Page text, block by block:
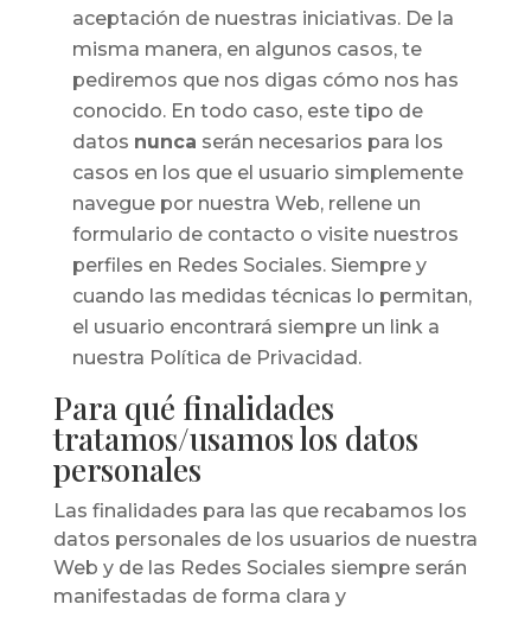
aceptación de nuestras iniciativas. De la
misma manera, en algunos casos, te
pediremos que nos digas cómo nos has
conocido. En todo caso, este tipo de
datos nunca serán necesarios para los
casos en los que el usuario simplemente
navegue por nuestra Web, rellene un
formulario de contacto o visite nuestros
perfiles en Redes Sociales. Siempre y
cuando las medidas técnicas lo permitan,
el usuario encontrará siempre un link a
nuestra Política de Privacidad.
Para qué finalidades
tratamos/usamos los datos
personales
Las finalidades para las que recabamos los
datos personales de los usuarios de nuestra
Web y de las Redes Sociales siempre serán
manifestadas de forma clara y